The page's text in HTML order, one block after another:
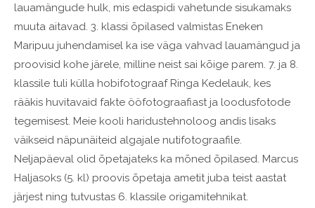
lauamängude hulk, mis edaspidi vahetunde sisukamaks
muuta aitavad. 3. klassi õpilased valmistas Eneken
Maripuu juhendamisel ka ise väga vahvad lauamängud ja
proovisid kohe järele, milline neist sai kõige parem. 7. ja 8.
klassile tuli külla hobifotograaf Ringa Kedelauk, kes
rääkis huvitavaid fakte ööfotograafiast ja loodusfotode
tegemisest. Meie kooli haridustehnoloog andis lisaks
väikseid näpunäiteid algajale nutifotograafile.
Neljapäeval olid õpetajateks ka mõned õpilased. Marcus
Haljasoks (5. kl) proovis õpetaja ametit juba teist aastat
järjest ning tutvustas 6. klassile origamitehnikat.